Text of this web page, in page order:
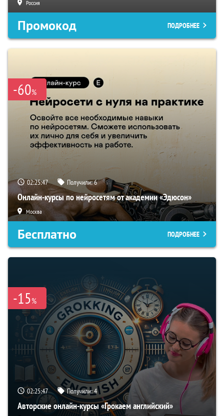
Россия
Промокод ПОДРОБНЕЕ
-60%
02:25:46 Получили:6
Онлайн-курсы по нейросетям от академии «Эдюсон»
Москва
Бесплатно ПОДРОБНЕЕ
-15%
02:25:46 Получили:4
Авторские онлайн-курсы «Грокаем английский»